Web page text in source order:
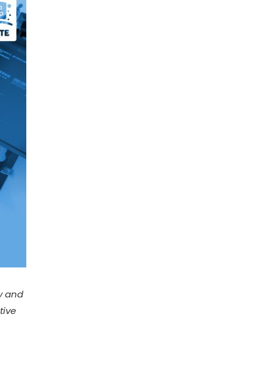
and